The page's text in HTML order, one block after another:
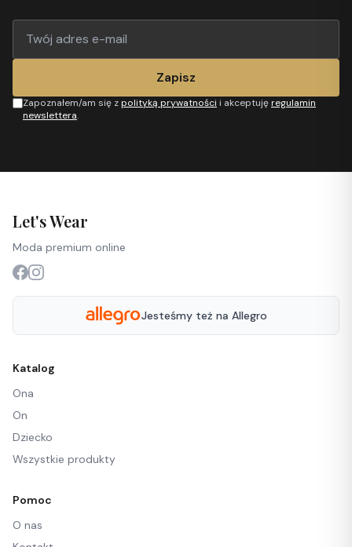
Zapisz
Zapoznałem/am się zpolityką prywatności i akceptujęregulamin
newslettera.
Let's Wear
Moda premium online
Jesteśmy też na Allegro
Katalog
Ona
On
Dziecko
Wszystkie produkty
Pomoc
O nas